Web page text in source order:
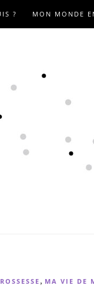
? MON MONDE
, MA VIE DE